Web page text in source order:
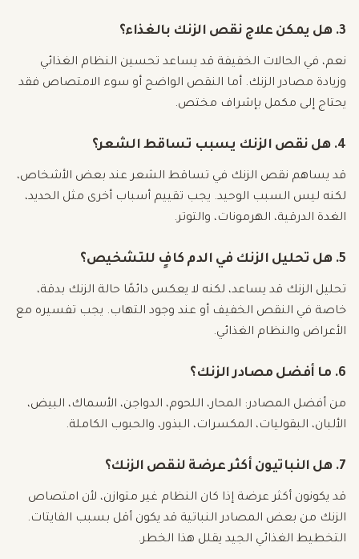
3. هل يمكن علاج نقص الزنك بالغذاء؟
نعم، في الحالات الخفيفة قد يساعد تحسين النظام الغذائي
وزيادة مصادر الزنك. أما النقص الواضح أو سوء الامتصاص فقد
يحتاج إلى مكمل بإشراف مختص.
4. هل نقص الزنك يسبب تساقط الشعر؟
قد يساهم نقص الزنك في تساقط الشعر عند بعض الأشخاص،
لكنه ليس السبب الوحيد. يجب تقييم أسباب أخرى مثل الحديد،
الغدة الدرقية، الهرمونات، والتوتر.
5. هل تحليل الزنك في الدم كافٍ للتشخيص؟
تحليل الزنك قد يساعد، لكنه لا يعكس دائمًا حالة الزنك بدقة،
خاصة في النقص الخفيف أو عند وجود التهاب. يجب تفسيره مع
الأعراض والنظام الغذائي.
6. ما أفضل مصادر الزنك؟
من أفضل المصادر: المحار، اللحوم، الدواجن، الأسماك، البيض،
الألبان، البقوليات، المكسرات، البذور، والحبوب الكاملة.
7. هل النباتيون أكثر عرضة لنقص الزنك؟
قد يكونون أكثر عرضة إذا كان النظام غير متوازن، لأن امتصاص
الزنك من بعض المصادر النباتية قد يكون أقل بسبب الفايتات.
التخطيط الغذائي الجيد يقلل هذا الخطر.